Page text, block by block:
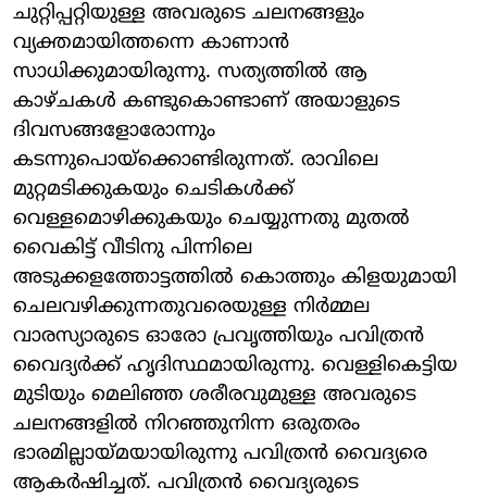
ചുറ്റിപ്പറ്റിയുള്ള അവരുടെ ചലനങ്ങളും
വ്യക്തമായിത്തന്നെ കാണാന്‍
സാധിക്കുമായിരുന്നു. സത്യത്തില്‍ ആ
കാഴ്ചകള്‍ കണ്ടുകൊണ്ടാണ് അയാളുടെ
ദിവസങ്ങളോരോന്നും
കടന്നുപൊയ്‌ക്കൊണ്ടിരുന്നത്. രാവിലെ
മുറ്റമടിക്കുകയും ചെടികള്‍ക്ക്
വെള്ളമൊഴിക്കുകയും ചെയ്യുന്നതു മുതല്‍
വൈകിട്ട് വീടിനു പിന്നിലെ
അടുക്കളത്തോട്ടത്തില്‍ കൊത്തും കിളയുമായി
ചെലവഴിക്കുന്നതുവരെയുള്ള നിര്‍മ്മല
വാരസ്യാരുടെ ഓരോ പ്രവൃത്തിയും പവിത്രന്‍
വൈദ്യര്‍ക്ക് ഹൃദിസ്ഥമായിരുന്നു. വെള്ളികെട്ടിയ
മുടിയും മെലിഞ്ഞ ശരീരവുമുള്ള അവരുടെ
ചലനങ്ങളില്‍ നിറഞ്ഞുനിന്ന ഒരുതരം
ഭാരമില്ലായ്മയായിരുന്നു പവിത്രന്‍ വൈദ്യരെ
ആകര്‍ഷിച്ചത്. പവിത്രന്‍ വൈദ്യരുടെ